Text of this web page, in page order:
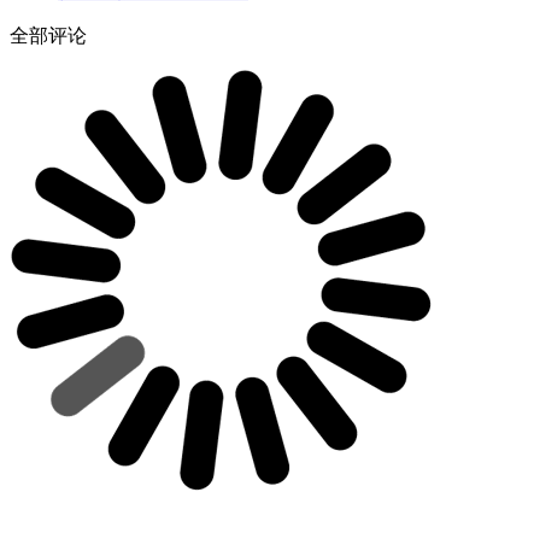
全部评论